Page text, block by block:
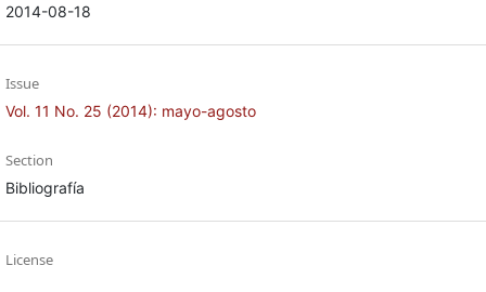
2014-08-18
Issue
Vol. 11 No. 25 (2014): mayo-agosto
Section
Bibliografía
License